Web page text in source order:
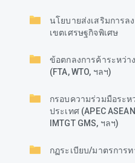
นโยบายส่งเสริมการล
เขตเศรษฐกิจพิเศษ
ข้อตกลงการค้าระหว่า
(FTA, WTO, ฯลฯ)
กรอบความร่วมมือระห
ประเทศ (APEC
IMTGT GMS, ฯลฯ)
กฏระเบียบ/มาตรการท